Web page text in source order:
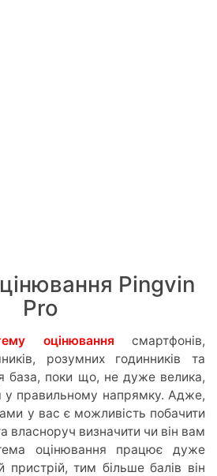
Pingvin
Pro
оцінювання смартфонів,
розумних годинників та
база, поки що, не дуже велика,
у правильному напрямку. Адже,
у вас є можливість побачити
власноруч визначити чи він вам
оцінювання працює дуже
тим більше балів він